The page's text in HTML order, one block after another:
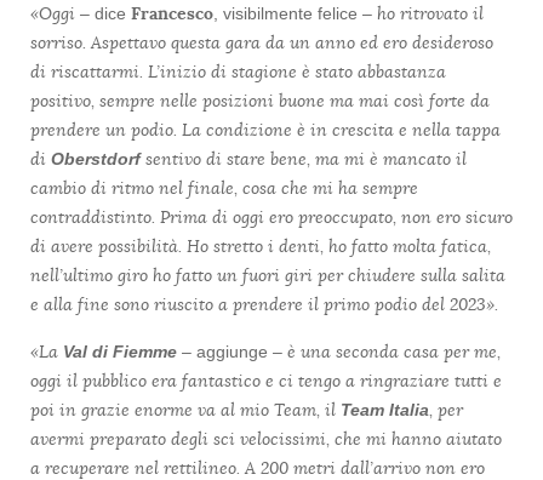
«Oggi – dice Francesco , visibilmente felice – ho ritrovato il
sorriso. Aspettavo questa gara da un anno ed ero desideroso
di riscattarmi. L’inizio di stagione è stato abbastanza
positivo, sempre nelle posizioni buone ma mai così forte da
prendere un podio. La condizione è in crescita e nella tappa
di Oberstdorfsentivo di stare bene, ma mi è mancato il
cambio di ritmo nel finale, cosa che mi ha sempre
contraddistinto. Prima di oggi ero preoccupato, non ero sicuro
di avere possibilità. Ho stretto i denti, ho fatto molta fatica,
nell’ultimo giro ho fatto un fuori giri per chiudere sulla salita
e alla fine sono riuscito a prendere il primo podio del 2023».
«La Val di Fiemme – aggiunge – è una seconda casa per me,
oggi il pubblico era fantastico e ci tengo a ringraziare tutti e
poi in grazie enorme va al mio Team, il Team Italia, per
avermi preparato degli sci velocissimi, che mi hanno aiutato
a recuperare nel rettilineo. A 200 metri dall’arrivo non ero